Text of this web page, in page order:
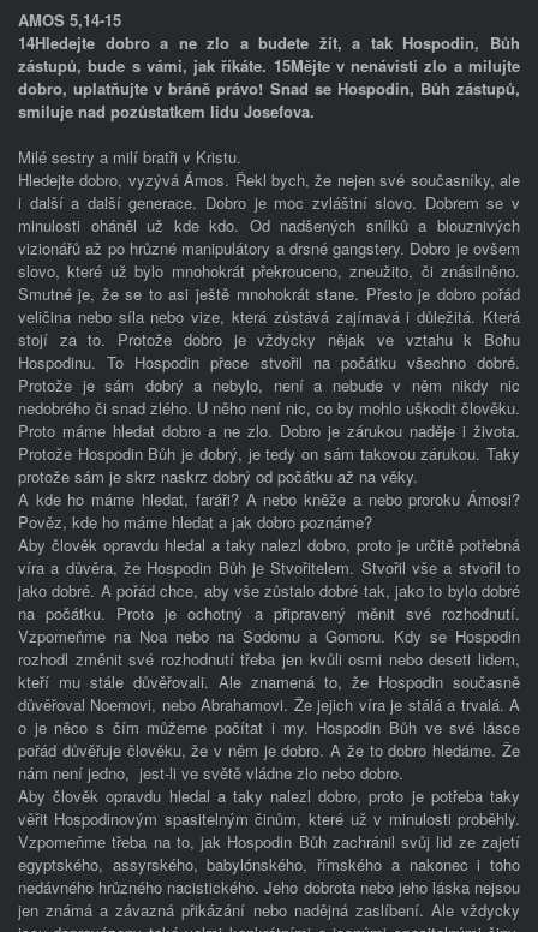
AMOS 5,14-15
14Hledejte dobro a ne zlo a budete žít, a tak Hospodin, Bůh
zástupů, bude s vámi, jak říkáte. 15Mějte v nenávisti zlo a milujte
dobro, uplatňujte v bráně právo! Snad se Hospodin, Bůh zástupů,
smiluje nad pozůstatkem lidu Josefova.
Milé sestry a milí bratři v Kristu.
Hledejte dobro, vyzývá Ámos. Řekl bych, že nejen své současníky, ale
i další a další generace. Dobro je moc zvláštní slovo. Dobrem se v
minulosti oháněl už kde kdo. Od nadšených snílků a blouznivých
vizionářů až po hrůzné manipulátory a drsné gangstery. Dobro je ovšem
slovo, které už bylo mnohokrát překrouceno, zneužito, či znásilněno.
Smutné je, že se to asi ještě mnohokrát stane. Přesto je dobro pořád
veličina nebo síla nebo vize, která zůstává zajímavá i důležitá. Která
stojí za to. Protože dobro je vždycky nějak ve vztahu k Bohu
Hospodinu. To Hospodin přece stvořil na počátku všechno dobré.
Protože je sám dobrý a nebylo, není a nebude v něm nikdy nic
nedobrého či snad zlého. U něho není nic, co by mohlo uškodit člověku.
Proto máme hledat dobro a ne zlo. Dobro je zárukou naděje i života.
Protože Hospodin Bůh je dobrý, je tedy on sám takovou zárukou. Taky
protože sám je skrz naskrz dobrý od počátku až na věky.
A kde ho máme hledat, faráři? A nebo kněže a nebo proroku Ámosi?
Pověz, kde ho máme hledat a jak dobro poznáme?
Aby člověk opravdu hledal a taky nalezl dobro, proto je určitě potřebná
víra a důvěra, že Hospodin Bůh je Stvořitelem. Stvořil vše a stvořil to
jako dobré. A pořád chce, aby vše zůstalo dobré tak, jako to bylo dobré
na počátku. Proto je ochotný a připravený měnit své rozhodnutí.
Vzpomeňme na Noa nebo na Sodomu a Gomoru. Kdy se Hospodin
rozhodl změnit své rozhodnutí třeba jen kvůli osmi nebo deseti lidem,
kteří mu stále důvěřovali. Ale znamená to, že Hospodin současně
důvěřoval Noemovi, nebo Abrahamovi. Že jejich víra je stálá a trvalá. A
o je něco s čím můžeme počítat i my. Hospodin Bůh ve své lásce
pořád důvěřuje člověku, že v něm je dobro. A že to dobro hledáme. Že
nám není jedno, jest-li ve světě vládne zlo nebo dobro.
Aby člověk opravdu hledal a taky nalezl dobro, proto je potřeba taky
věřit Hospodinovým spasitelným činům, které už v minulosti proběhly.
Vzpomeňme třeba na to, jak Hospodin Bůh zachránil svůj lid ze zajetí
egyptského, assyrského, babylónského, římského a nakonec i toho
nedávného hrůzného nacistického. Jeho dobrota nebo jeho láska nejsou
jen známá a závazná přikázání nebo nadějná zaslíbení. Ale vždycky